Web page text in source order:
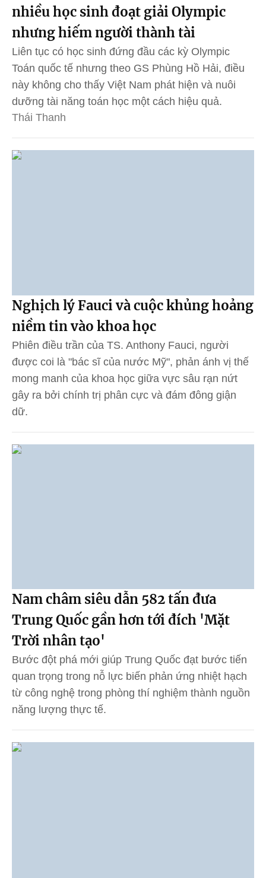
nhiều học sinh đoạt giải Olympic
nhưng hiếm người thành tài
Liên tục có học sinh đứng đầu các kỳ Olympic
Toán quốc tế nhưng theo GS Phùng Hồ Hải, điều
này không cho thấy Việt Nam phát hiện và nuôi
dưỡng tài năng toán học một cách hiệu quả.
Thái Thanh
Nghịch lý Fauci và cuộc khủng hoảng
niềm tin vào khoa học
Phiên điều trần của TS. Anthony Fauci, người
được coi là "bác sĩ của nước Mỹ", phản ánh vị thế
mong manh của khoa học giữa vực sâu rạn nứt
gây ra bởi chính trị phân cực và đám đông giận
dữ.
Nam châm siêu dẫn 582 tấn đưa
Trung Quốc gần hơn tới đích 'Mặt
Trời nhân tạo'
Bước đột phá mới giúp Trung Quốc đạt bước tiến
quan trọng trong nỗ lực biến phản ứng nhiệt hạch
từ công nghệ trong phòng thí nghiệm thành nguồn
năng lượng thực tế.